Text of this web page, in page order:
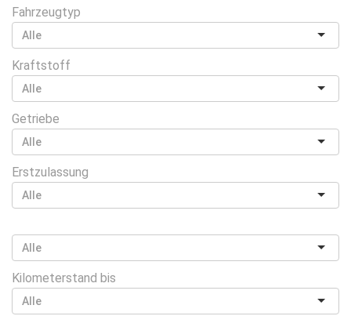
Fahrzeugtyp
Kraftstoff
Getriebe
Erstzulassung
Kilometerstand bis